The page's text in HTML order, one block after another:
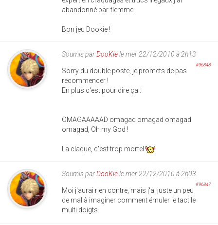
abandonné par flemme.
Bon jeu Dookie !
Soumis parDooKiele mer 22/12/2010 à 2h13
#96848
Sorry du double poste, je promets de pas
recommencer !
En plus c'est pour dire ça :
OMAGAAAAAD omagad omagad omagad
omagad, Oh my God !
La claque, c'est trop mortel
Soumis parDooKiele mer 22/12/2010 à 2h03
#96847
Moi j'aurai rien contre, mais j'ai juste un peu
de mal à imaginer comment émuler le tactile
multi doigts !